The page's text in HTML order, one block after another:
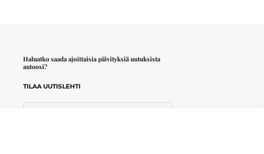
Haluatko saada ajoittaisia päivityksiä uutuksista
autoosi?
TILAA UUTISLEHTI